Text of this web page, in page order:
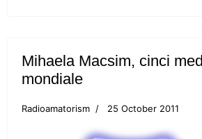
Campionatul Național de
Valentin Gavril a fost ales
Mihaela Macsim, cinci
mondiale
Radioamatorism 25 October 2011